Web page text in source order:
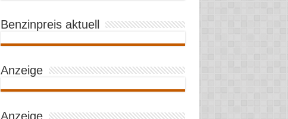
Benzinpreis aktuell
Anzeige
Anzeige